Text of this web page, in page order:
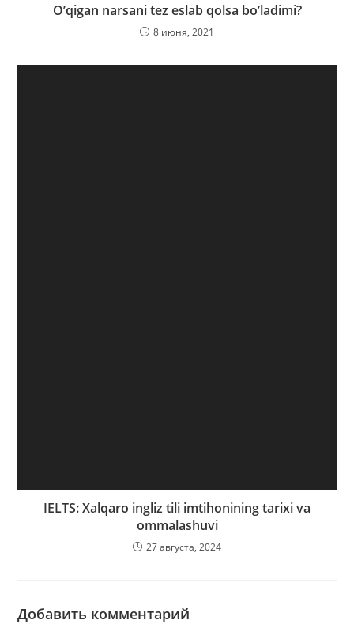
O’qigan narsani tez eslab qolsa bo’ladimi?
8 июня, 2021
IELTS: Xalqaro ingliz tili imtihonining tarixi va
ommalashuvi
27 августа, 2024
Добавить комментарий